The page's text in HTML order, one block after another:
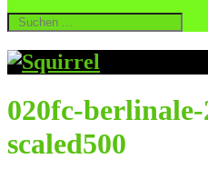
020fc-berlinale-
scaled500